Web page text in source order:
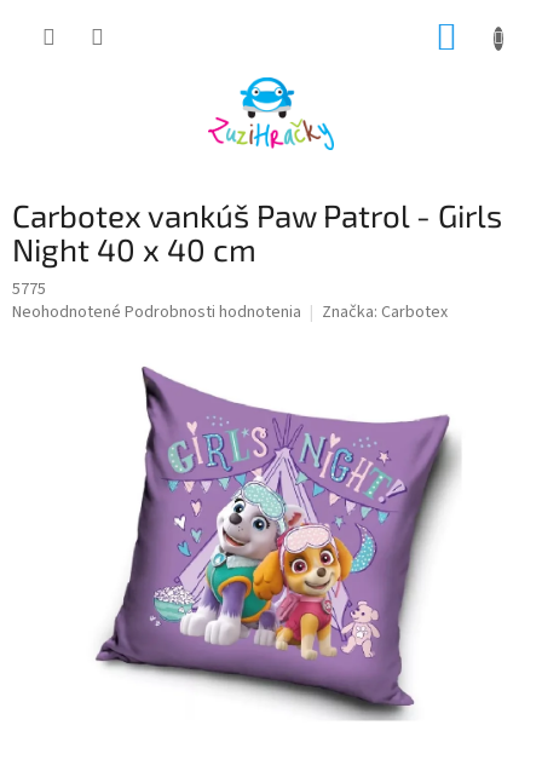
Carbotex vankúš Paw Patrol - Girls
Night 40 x 40 cm
5775
Priemerné
Neohodnotené Podrobnosti hodnotenia Značka: Carbotex